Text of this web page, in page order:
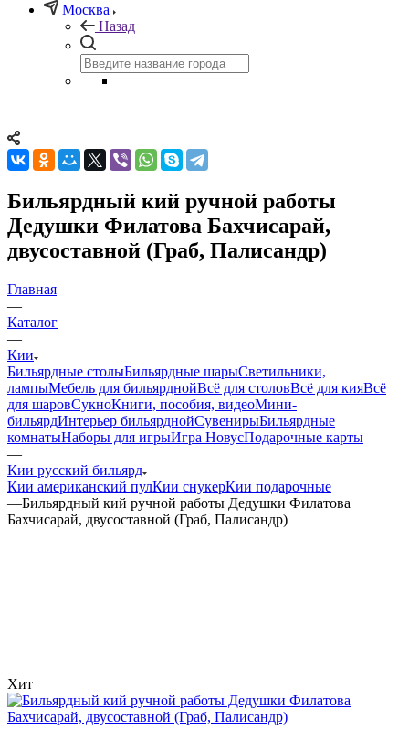
Москва
Назад
Бильярдный кий ручной работы
Дедушки Филатова Бахчисарай,
двусоставной (Граб, Палисандр)
Главная
—
Каталог
—
Кии
Бильярдные столыБильярдные шарыСветильники,
лампыМебель для бильярднойВсё для столовВсё для кияВсё
для шаровСукноКниги, пособия, видеоМини-
бильярдИнтерьер бильярднойСувенирыБильярдные
комнатыНаборы для игрыИгра НовусПодарочные карты
—
Кии русский бильярд
Кии американский пулКии снукерКии подарочные
—Бильярдный кий ручной работы Дедушки Филатова
Бахчисарай, двусоставной (Граб, Палисандр)
Хит